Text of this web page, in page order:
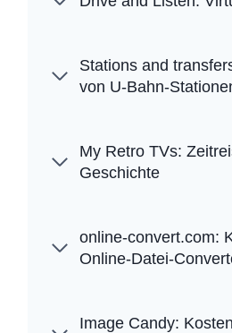
Stations and
von U-Bahn-
My Retro TVs:
Geschichte
online-convert.com:
Online-Datei-
Image Candy: